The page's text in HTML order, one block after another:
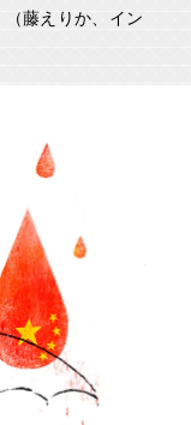
藤えりか、イン